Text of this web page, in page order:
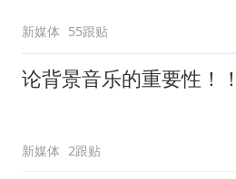
新媒体 55跟贴
论背景音乐的重要性！！
新媒体 2跟贴